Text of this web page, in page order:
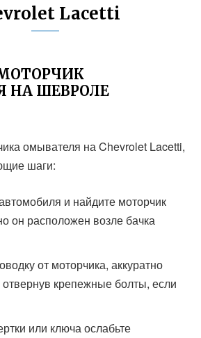
Lacetti
НА ШЕВРОЛЕ
омывателя на Chevrolet Lacetti,
шаги:
и найдите моторчик
он расположен возле бачка
от моторчика, аккуратно
крепежные болты, если
или ключа ослабьте